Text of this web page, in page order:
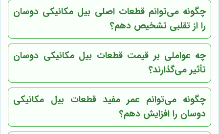
چگونه می‌توانم قطعات اصلی بیل مکانیکی دوسان
را از تقلبی تشخیص دهم؟
چه عواملی بر قیمت قطعات بیل مکانیکی دوسان
تأثیر می‌گذارند؟
چگونه می‌توانم عمر مفید قطعات بیل مکانیکی
دوسان را افزایش دهم؟